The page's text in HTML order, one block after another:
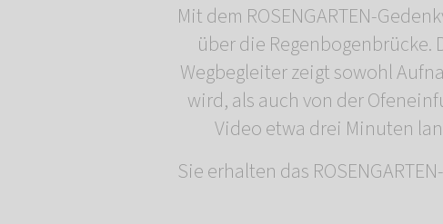
Mit dem ROSENGARTEN-
über die Regenbogenbrücke.
Wegbegleiter zeigt sowohl
wird, als auch von der
Video etwa drei Minuten
Sie erhalten das